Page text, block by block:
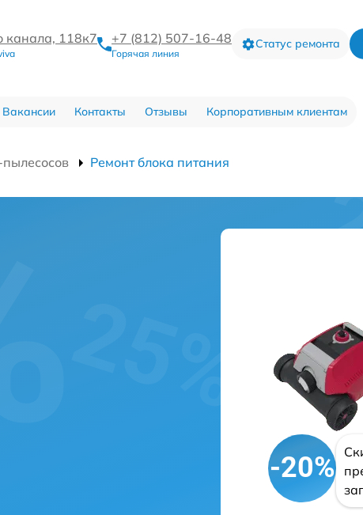
канала, 118к7 +7 (812) 507-16-48
Горячая линия
Статус ремонта
Вакансии Контакты Отзывы Корпоративным клиентам
Ремонт блока питания
-20%